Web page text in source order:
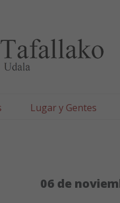
Lugar y Gentes
06 de